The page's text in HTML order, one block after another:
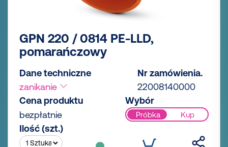
GPN 220 / 0814 PE-LLD,
pomarańczowy
Dane techniczne
zanikanie
Nr zamówienia.
22008140000
Cena produktu
bezpłatnie
Wybór
Próbka Kup
Ilość (szt.)